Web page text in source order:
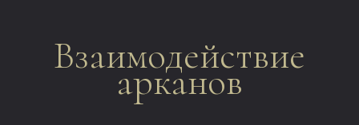
Взаимодействие
арканов